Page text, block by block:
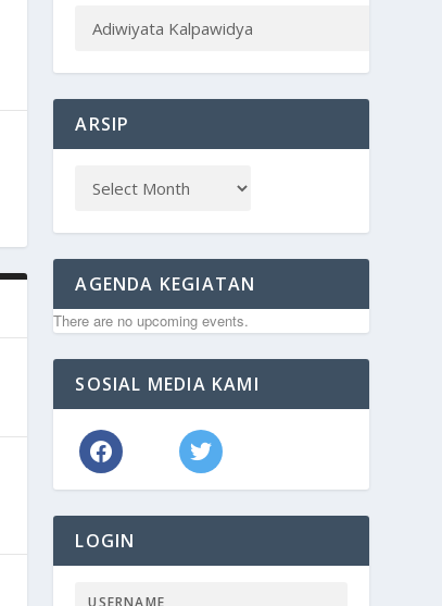
ARSIP
AGENDA KEGIATAN
There are no upcoming events.
SOSIAL MEDIA KAMI
LOGIN